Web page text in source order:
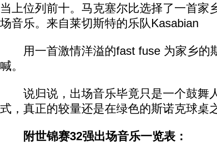
当上位列前十。马克塞尔比选择了一首家
场音乐。来自莱切斯特的乐队Kasabian
用一首激情洋溢的fast fuse 为家乡的
喊。
说归说，出场音乐毕竟只是一个鼓舞
式，真正的较量还是在绿色的斯诺克球桌
附世锦赛32强出场音乐一览表：